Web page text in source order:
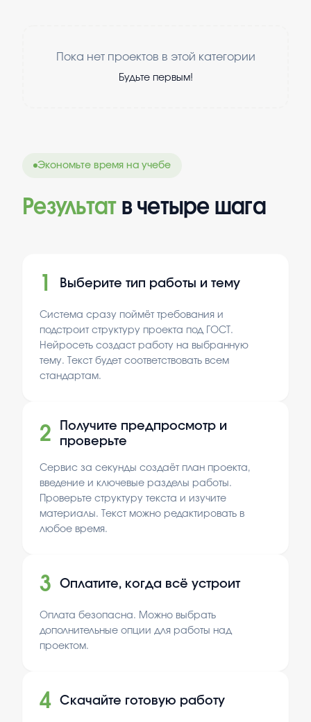
Пока нет проектов в этой категории
Будьте первым!
Экономьте время на учебе
Результат в четыре шага
1 Выберите тип работы и тему
Система сразу поймёт требования и
подстроит структуру проекта под ГОСТ.
Нейросеть создаст работу на выбранную
тему. Текст будет соответствовать всем
стандартам.
2
Получите предпросмотр и
проверьте
Сервис за секунды создаёт план проекта,
введение и ключевые разделы работы.
Проверьте структуру текста и изучите
материалы. Текст можно редактировать в
любое время.
3 Оплатите, когда всё устроит
Оплата безопасна. Можно выбрать
дополнительные опции для работы над
проектом.
4 Скачайте готовую работу